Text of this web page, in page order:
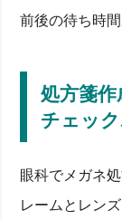
前後の待ち時
処方箋
チェッ
眼科でメガネ
レームとレン